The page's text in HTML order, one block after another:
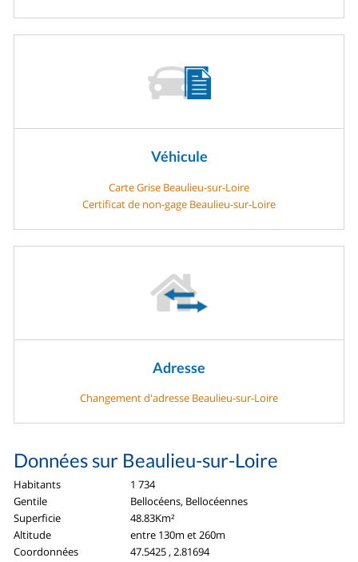
Véhicule
Carte Grise Beaulieu-sur-Loire
Certificat de non-gage Beaulieu-sur-Loire
Adresse
Changement d'adresse Beaulieu-sur-Loire
Données sur Beaulieu-sur-Loire
Habitants
1 734
Gentile
Bellocéens, Bellocéennes
Superficie
48.83Km²
Altitude
entre 130m et 260m
Coordonnées
47.5425 , 2.81694